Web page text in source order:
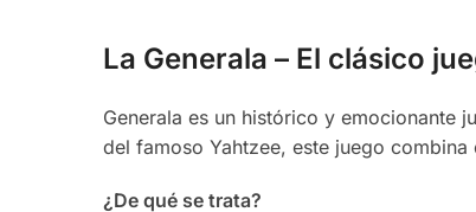
La Generala – El clásico
Generala es un histórico y emocionante
del famoso Yahtzee, este juego
¿De qué se trata?